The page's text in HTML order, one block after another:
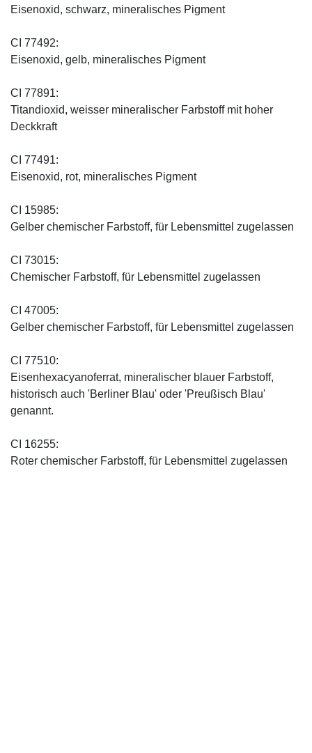
Eisenoxid, schwarz, mineralisches Pigment
CI 77492:
Eisenoxid, gelb, mineralisches Pigment
CI 77891:
Titandioxid, weisser mineralischer Farbstoff mit hoher
Deckkraft
CI 77491:
Eisenoxid, rot, mineralisches Pigment
CI 15985:
Gelber chemischer Farbstoff, für Lebensmittel zugelassen
CI 73015:
Chemischer Farbstoff, für Lebensmittel zugelassen
CI 47005:
Gelber chemischer Farbstoff, für Lebensmittel zugelassen
CI 77510:
Eisenhexacyanoferrat, mineralischer blauer Farbstoff,
historisch auch 'Berliner Blau' oder 'Preußisch Blau'
genannt.
CI 16255:
Roter chemischer Farbstoff, für Lebensmittel zugelassen